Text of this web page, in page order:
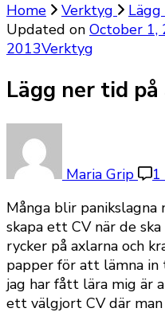
Home
Verktyg
Updated on October 1,
2013Verktyg
Lägg ner tid
Maria Grip
Många blir
skapa ett CV när de
rycker på axlarna och
papper för att lämna
jag har fått lära mig är
ett välgjort CV där